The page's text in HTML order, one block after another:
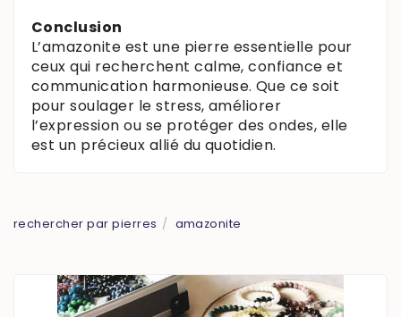
Conclusion
L’amazonite est une pierre essentielle pour
ceux qui recherchent calme, confiance et
communication harmonieuse. Que ce soit
pour soulager le stress, améliorer
l’expression ou se protéger des ondes, elle
est un précieux allié du quotidien.
rechercher par pierres amazonite